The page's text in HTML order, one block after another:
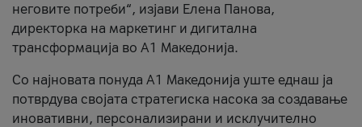
неговите потреби“, изјави Елена Панова,
директорка на маркетинг и дигитална
трансформација во А1 Македонија.
Со најновата понуда А1 Македонија уште еднаш ја
потврдува својата стратегиска насока за создавање
иновативни, персонализирани и исклучително